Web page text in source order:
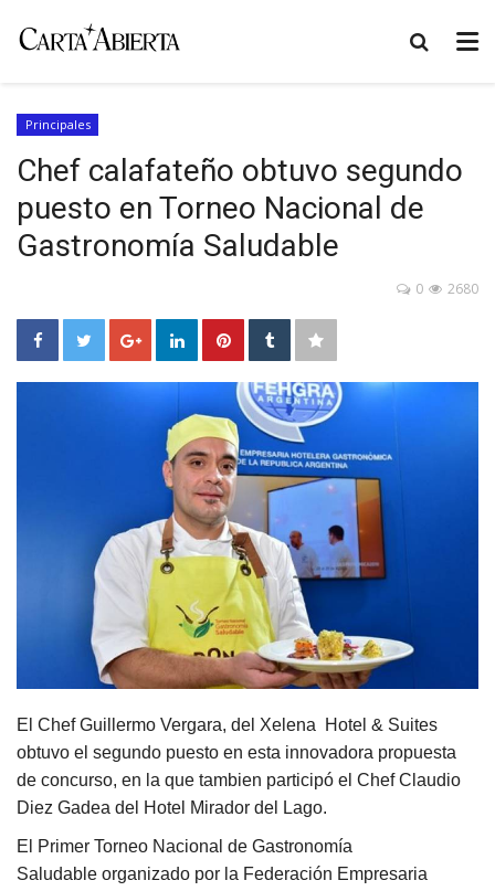
Principales
Chef calafateño obtuvo segundo
puesto en Torneo Nacional de
Gastronomía Saludable
2680
0
El Chef Guillermo Vergara, del Xelena Hotel & Suites
obtuvo el segundo puesto en esta innovadora propuesta
de concurso, en la que tambien participó el Chef Claudio
Diez Gadea del Hotel Mirador del Lago.
El Primer Torneo Nacional de Gastronomía
Saludable organizado por la Federación Empresaria